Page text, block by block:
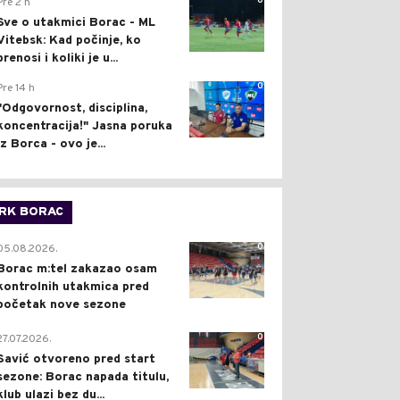
o utakmici Borac - ML
Kad počinje, ko
i koliki je u...
0
14 h
disciplina,
Jasna poruka
Borca - ovo je...
BORAC
0
m:tel zakazao osam
utakmica pred
nove sezone
0
otvoreno pred start
Borac napada titulu,
ulazi bez du...